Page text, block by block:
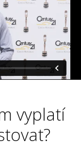
vyplatí